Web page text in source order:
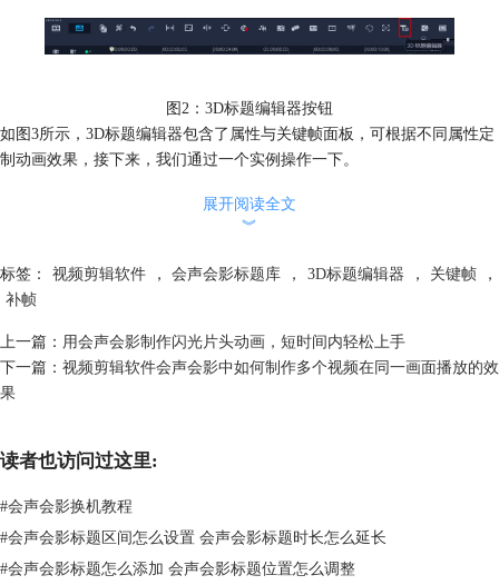
图2：3D标题编辑器按钮
如图3所示，3D标题编辑器包含了属性与关键帧面板，可根据不同属性定
制动画效果，接下来，我们通过一个实例操作一下。
二、应用关键帧功能
如图4所示，首先在文本设置框内输入目标文本。
展开阅读全文
︾
标签： 视频剪辑软件 ， 会声会影标题库 ， 3D标题编辑器 ， 关键帧
，
补帧
上一篇： 用会声会影制作闪光片头动画，短时间内轻松上手
下一篇： 视频剪辑软件会声会影中如何制作多个视频在同一画面播放的效
果
读者也访问过这里:
#会声会影换机教程
#会声会影标题区间怎么设置 会声会影标题时长怎么延长
#会声会影标题怎么添加 会声会影标题位置怎么调整